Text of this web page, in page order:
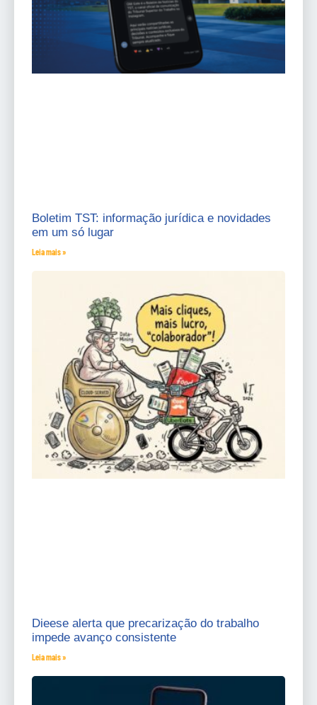
Boletim TST: informação jurídica e novidades
em um só lugar
Leia mais »
Dieese alerta que precarização do trabalho
impede avanço consistente
Leia mais »